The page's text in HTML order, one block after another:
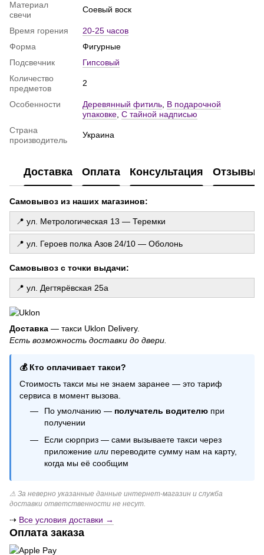
Купить цифры из фольги
Дождик шторка
Шарики латексные
Шарики на выписку из роддома
Свечи декоративные
Гелиевые шарики для девочки
Шарики на 1 год
Материал
свечи
Соевый воск
Время горения
20-25 часов
Форма
Фигурные
Подсвечник
Гипсовый
Количество
предметов
2
Особенности Деревянный фитиль В подарочной
упаковке С тайной надписью
Страна
производитель
Украина
Доставка Оплата Консультация Отзывы
Самовывоз из наших магазинов:
📍 ул. Метрологическая 13 — Теремки
📍 ул. Героев полка Азов 24/10 — Оболонь
Самовывоз с точки выдачи:
📍 ул. Дегтярёвская 25а
Доставка — такси Uklon Delivery.
Есть возможность доставки до двери.
💰 Кто оплачивает такси?
Стоимость такси мы не знаем заранее — это тариф
сервиса в момент вызова.
По умолчанию — получатель водителю при
получении
Если сюрприз — сами вызываете такси через
приложение или переводите сумму нам на карту,
когда мы её сообщим
⚠ За неверно указанные данные интернет-магазин и служба
доставки ответственности не несут.
⇢ Все условия доставки →
Оплата заказа